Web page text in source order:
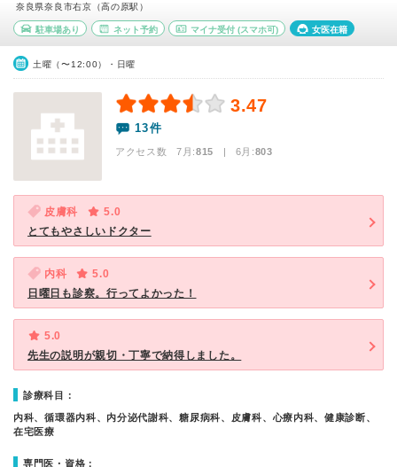
奈良県奈良市右京（高の原駅）
駐車場あり ネット予約 マイナ受付 (スマホ可) 女医在籍
土曜（〜12:00）・日曜
3.47
13件
アクセス数 7月:815 | 6月:803
皮膚科
5.0
とてもやさしいドクター
内科
5.0
日曜日も診察。行ってよかった！
5.0
先生の説明が親切・丁寧で納得しました。
診療科目：
内科、循環器内科、内分泌代謝科、糖尿病科、皮膚科、心療内科、健康診断、
在宅医療
専門医・資格：